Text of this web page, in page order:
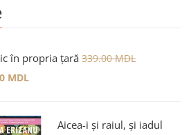
în propria țară 339.00MDL
MDL
Aicea-i și raiul, și iadul